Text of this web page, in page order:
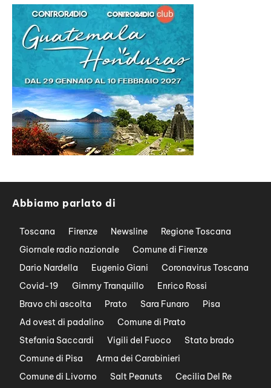
Abbiamo parlato di
Toscana Firenze Newsline
Regione Toscana
Giornale radio nazionale
Comune di Firenze
Dario Nardella
Eugenio Giani
Coronavirus Toscana
Covid-19
Gimmy Tranquillo
Enrico Rossi
Bravo chi ascolta
Prato Sara Funaro
Pisa
Ad ovest di padalino
Comune di Prato
Stefania Saccardi
Vigili del Fuoco
Stato brado
Comune di Pisa
Arma dei Carabinieri
Comune di Livorno
Salt Peanuts
Cecilia Del Re